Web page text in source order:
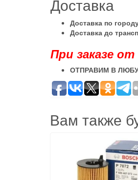
Доставка
Доставка по
Доставка до
При заказе
ОТПРАВИМ В
Вам также